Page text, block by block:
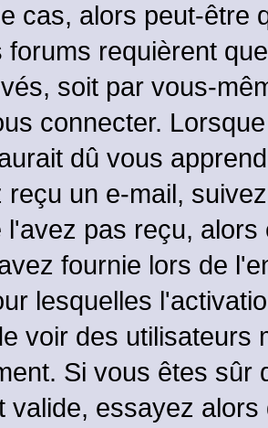
cas, alors peut-être
forums requièrent
soit par vous-
connecter.
dû vous
reçu un e-mail,
l'avez pas reçu,
fournie lors de
lesquelles
voir des utilisateurs
Si vous êtes sûr
valide, essayez